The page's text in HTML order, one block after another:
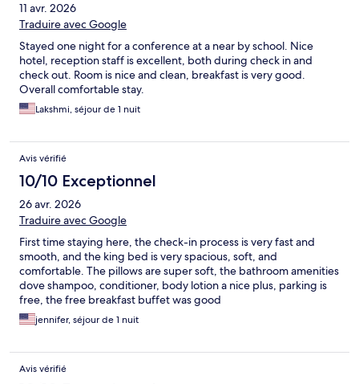
11 avr. 2026
Traduire avec Google
Stayed one night for a conference at a near by school. Nice
hotel, reception staff is excellent, both during check in and
check out. Room is nice and clean, breakfast is very good.
Overall comfortable stay.
Lakshmi, séjour de 1 nuit
Avis vérifié
10/10 Exceptionnel
26 avr. 2026
Traduire avec Google
First time staying here, the check-in process is very fast and
smooth, and the king bed is very spacious, soft, and
comfortable. The pillows are super soft, the bathroom amenities
dove shampoo, conditioner, body lotion a nice plus, parking is
free, the free breakfast buffet was good
jennifer, séjour de 1 nuit
Avis vérifié